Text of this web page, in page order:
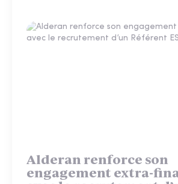
Alderan renforce son
engagement extra-